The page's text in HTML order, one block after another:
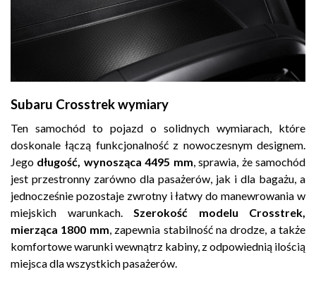
Subaru Crosstrek wymiary
Ten samochód to pojazd o solidnych wymiarach, które
doskonale łączą funkcjonalność z nowoczesnym designem.
Jego długość, wynosząca 4495 mm, sprawia, że samochód
jest przestronny zarówno dla pasażerów, jak i dla bagażu, a
jednocześnie pozostaje zwrotny i łatwy do manewrowania w
miejskich warunkach. Szerokość modelu Crosstrek,
mierząca 1800 mm, zapewnia stabilność na drodze, a także
komfortowe warunki wewnątrz kabiny, z odpowiednią ilością
miejsca dla wszystkich pasażerów.